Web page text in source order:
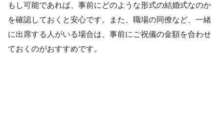
もし可能であれば、事前にどのような形式の結婚式なのか
を確認しておくと安心です。また、職場の同僚など、一緒
に出席する人がいる場合は、事前にご祝儀の金額を合わせ
ておくのがおすすめです。